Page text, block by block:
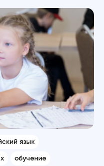
язык
обучение